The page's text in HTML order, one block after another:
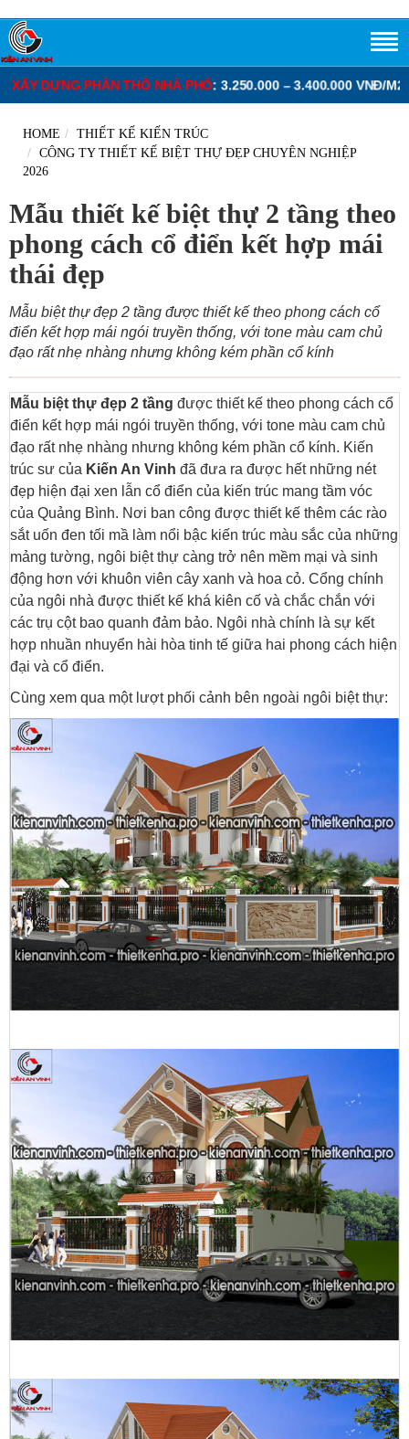
VNĐ/M2.ĐƠN GIÁ XÂY DỰNG PHẦN THÔ BIỆT THỰ :
HOME
THIẾT KẾ KIẾN TRÚC
CÔNG TY THIẾT KẾ BIỆT THỰ ĐẸP CHUYÊN NGHIỆP
2026
Mẫu thiết kế biệt thự 2 tầng theo
phong cách cổ điển kết hợp mái
thái đẹp
Mẫu biệt thự đẹp 2 tầng được thiết kế theo phong cách cổ
điển kết hợp mái ngói truyền thống, với tone màu cam chủ
đạo rất nhẹ nhàng nhưng không kém phần cổ kính
Mẫu biệt thự đẹp 2 tầng được thiết kế theo phong cách cổ
điển kết hợp mái ngói truyền thống, với tone màu cam chủ
đạo rất nhẹ nhàng nhưng không kém phần cổ kính. Kiến
trúc sư của Kiến An Vinh đã đưa ra được hết những nét
đẹp hiện đại xen lẫn cổ điển của kiến trúc mang tầm vóc
của Quảng Bình. Nơi ban công được thiết kế thêm các rào
sắt uốn đen tối mầ làm nổi bậc kiến trúc màu sắc của những
mảng tường, ngôi biệt thự càng trở nên mềm mại và sinh
động hơn với khuôn viên cây xanh và hoa cỏ. Cổng chính
của ngôi nhà được thiết kế khá kiên cố và chắc chắn với
các trụ cột bao quanh đảm bảo. Ngôi nhà chính là sự kết
hợp nhuần nhuyển hài hòa tinh tế giữa hai phong cách hiện
đại và cổ điển.
Cùng xem qua một lượt phối cảnh bên ngoài ngôi biệt thự: